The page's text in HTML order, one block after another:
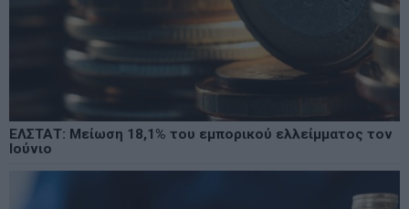
ΕΛΣΤΑΤ: Μείωση 18,1% του εμπορικού ελλείμματος τον
Ιούνιο